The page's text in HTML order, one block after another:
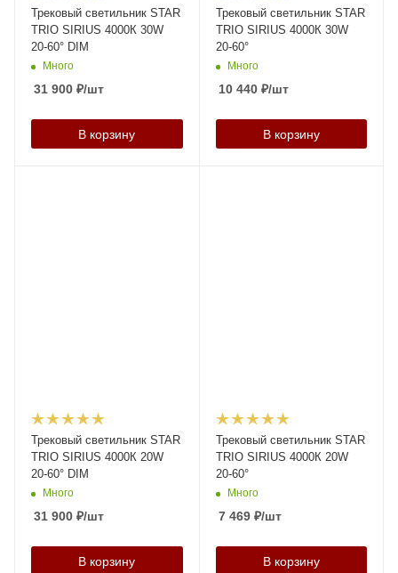
Трековый светильник STAR
TRIO SIRIUS 4000К 30W
20-60° DIM
Много
31 900 ₽/шт
В корзину
Трековый светильник STAR
TRIO SIRIUS 4000К 30W
20-60°
Много
10 440₽/шт
В корзину
Трековый светильник STAR
TRIO SIRIUS 4000К 20W
20-60° DIM
Много
31 900 ₽/шт
В корзину
Трековый светильник STAR
TRIO SIRIUS 4000К 20W
20-60°
Много
7 469₽/шт
В корзину